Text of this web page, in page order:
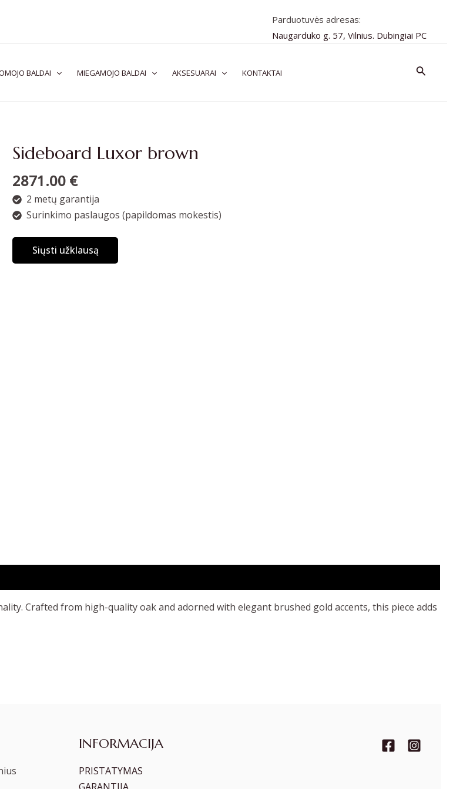
Parduotuvės adresas:
Naugarduko g. 57, Vilnius. Dubingiai PC
BALDAI MIEGAMOJO BALDAI AKSESUARAI KONTAKTAI Paieška
Sideboard Luxor brown
2871.00 €
2 metų garantija
Surinkimo paslaugos (papildomas mokestis)
Siųsti užklausą
Crafted from high-quality oak and adorned with elegant brushed gold accents, this piece adds
INFORMACIJA
PRISTATYMAS